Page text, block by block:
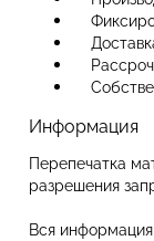
Информация
Перепечатка
разрешения
Вся